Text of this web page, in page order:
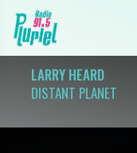
LARRY HEARD
DISTANT PLANET